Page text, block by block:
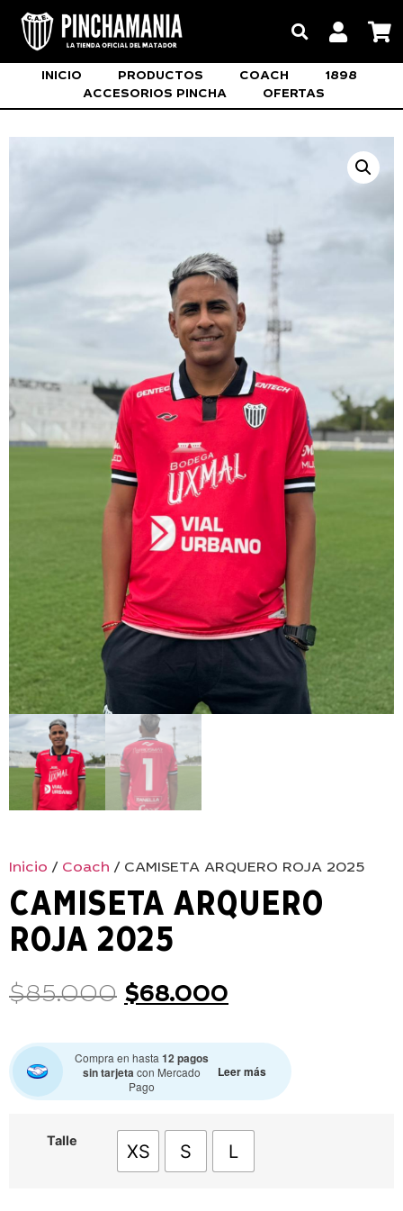
INICIO PRODUCTOS COACH
1898
ACCESORIOS PINCHA
OFERTAS
Inicio / Coach / CAMISETA ARQUERO ROJA 2025
CAMISETA ARQUERO
ROJA 2025
$85.000 $68.000
Compra en hasta12 pagos
sin tarjeta con Mercado
Pago
Leer más
Talle XS S L